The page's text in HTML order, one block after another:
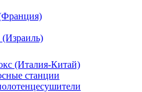
(Италия-Китай)
станции